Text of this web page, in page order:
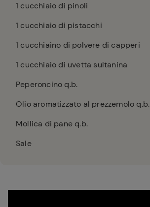
1 cucchiaio di pinoli
1 cucchiaio di pistacchi
1 cucchiaino di polvere di capperi
1 cucchiaio di uvetta sultanina
Peperoncino q.b.
Olio aromatizzato al prezzemolo q.b.
Mollica di pane q.b.
Sale